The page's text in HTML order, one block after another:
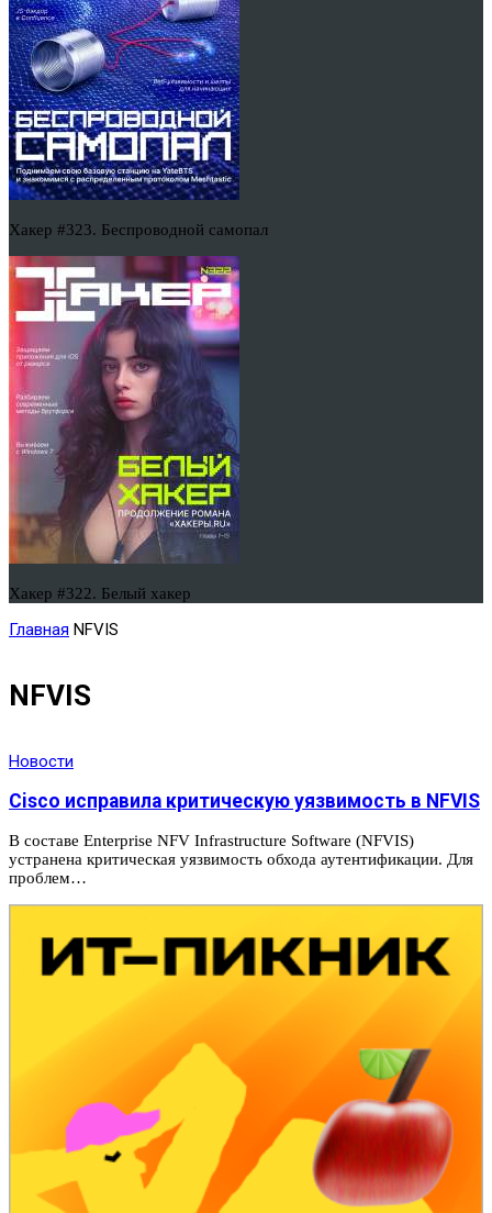
Хакер #323. Беспроводной самопал
Хакер #322. Белый хакер
Главная NFVIS
NFVIS
Новости
Cisco исправила критическую уязвимость в NFVIS
В составе Enterprise NFV Infrastructure Software (NFVIS)
устранена критическая уязвимость обхода аутентификации. Для
проблем…